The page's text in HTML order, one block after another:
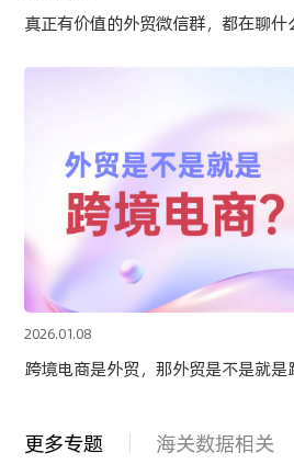
真正有价值的外贸微信群，都在聊什
2026.01.08
跨境电商是外贸，那外贸是不是就是
更多专题 海关数据相关